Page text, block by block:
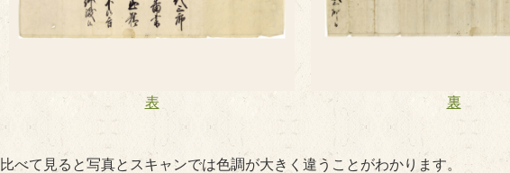
表 裏
比べて見ると写真とスキャンでは色調が大きく違うことがわかります。